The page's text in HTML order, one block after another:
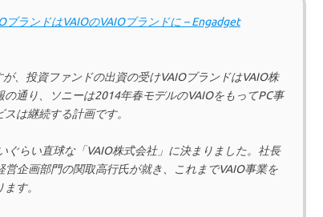
ランドはVAIOのVAIOブランドに – Engadget
、投資ファンドの出資の受けVAIOブランドはVAIO株
通り、ソニーは2014年春モデルのVAIOをもってPC事
は継続する計画です。
ぐらい直球な「VAIO株式会社」に決まりました。社長
企画部門の関取高行氏が就き、これまでVAIO事業を
す。